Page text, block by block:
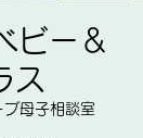
ー＆
ス
ブ母子相談室